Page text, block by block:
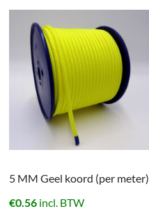
5 MM Geel koord (per meter)
€0.56 incl. BTW